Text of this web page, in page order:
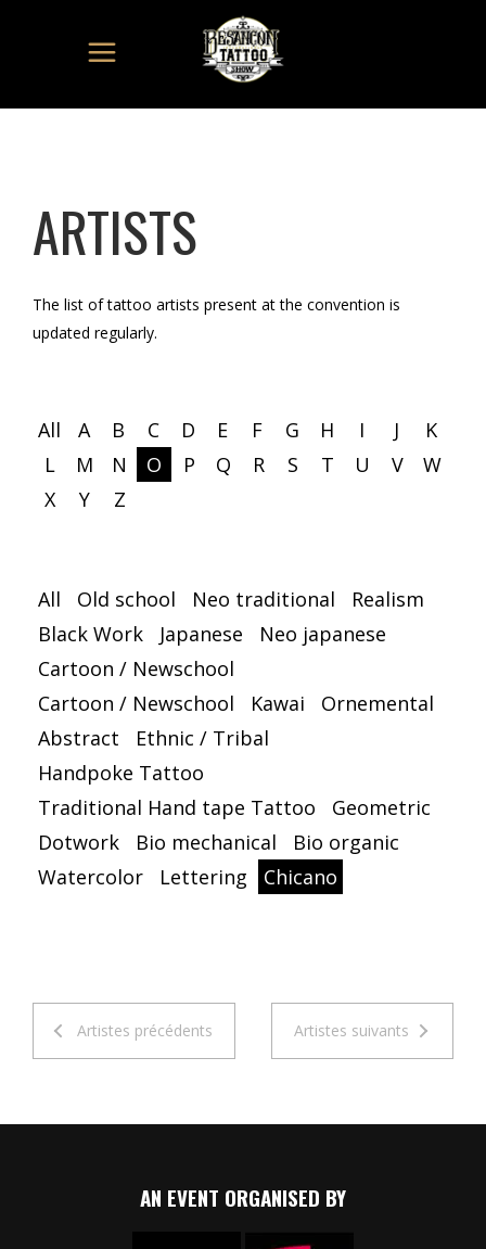
ARTISTS
The list of tattoo artists present at the convention is
updated regularly.
All A B C D E F G H I J
K
L
M N O P Q R S T U V
W
X
Y Z
All Old school Neo traditional
Realism
Black Work
Japanese
Neo japanese
Cartoon / Newschool
Cartoon / Newschool
Kawai
Ornemental
Abstract
Ethnic / Tribal
Handpoke Tattoo
Traditional Hand tape Tattoo
Geometric
Dotwork
Bio mechanical
Bio organic
Watercolor
Lettering Chicano
Artistes précédents Artistes suivants
AN EVENT ORGANISED BY